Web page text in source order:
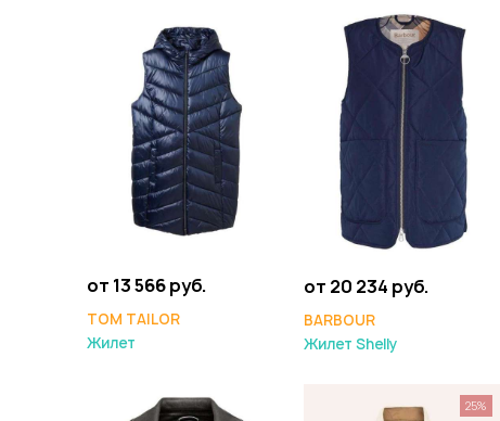
от 13 566 руб.
TOM TAILOR
Жилет
от 20 234 руб.
BARBOUR
Жилет Shelly
25%